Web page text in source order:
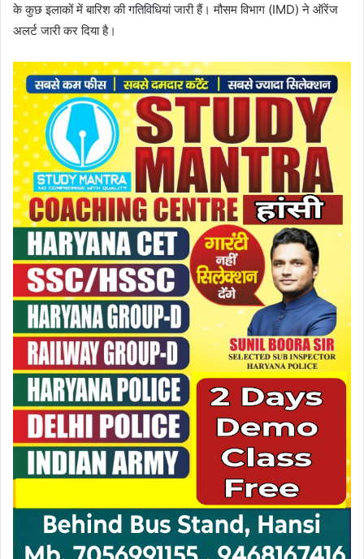
के कुछ इलाकों में बारिश की गतिविधियां जारी हैं। मौसम विभाग (IMD) ने ऑरेंज
अलर्ट जारी कर दिया है।